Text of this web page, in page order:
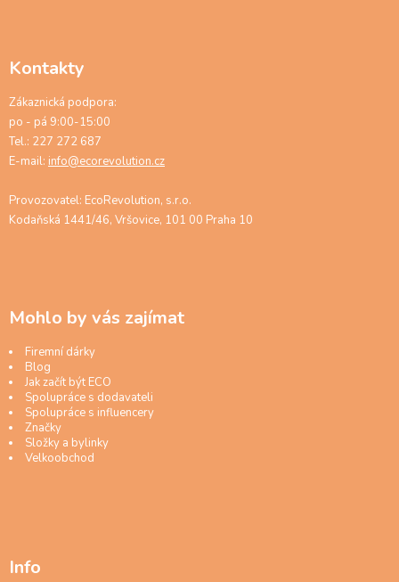
Kontakty
Zákaznická podpora:
po - pá 9:00-15:00
Tel.: 227 272 687
E-mail: info@ecorevolution.cz
Provozovatel: EcoRevolution, s.r.o.
Kodaňská 1441/46, Vršovice, 101 00 Praha 10
Mohlo by vás zajímat
Firemní dárky
Blog
Jak začít být ECO
Spolupráce s dodavateli
Spolupráce s influencery
Značky
Složky a bylinky
Velkoobchod
Info